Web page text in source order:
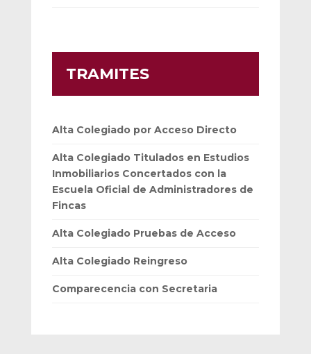
TRAMITES
Alta Colegiado por Acceso Directo
Alta Colegiado Titulados en Estudios
Inmobiliarios Concertados con la
Escuela Oficial de Administradores de
Fincas
Alta Colegiado Pruebas de Acceso
Alta Colegiado Reingreso
Comparecencia con Secretaria